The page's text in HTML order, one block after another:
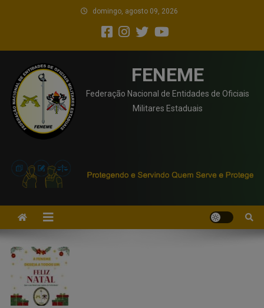
domingo, agosto 09, 2026
FENEME
Federação Nacional de Entidades de Oficiais
Militares Estaduais